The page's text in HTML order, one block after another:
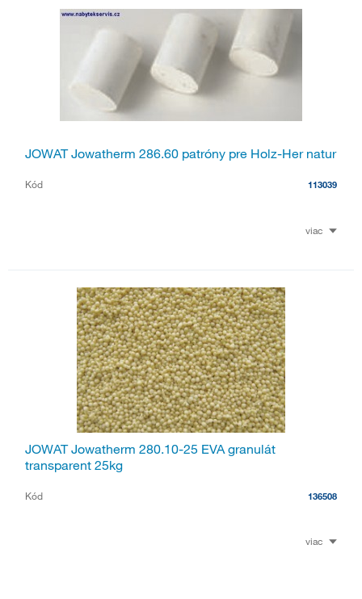
JOWAT Jowatherm 286.60 patróny pre Holz-Her natur
Kód 113039
viac
JOWAT Jowatherm 280.10-25 EVA granulát
transparent 25kg
Kód 136508
viac